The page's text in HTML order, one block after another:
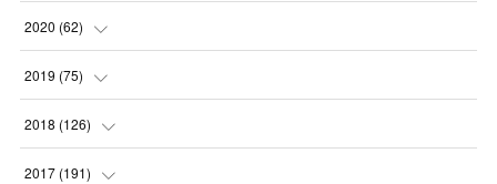
(2
(3
(3
(11 )
(8
(1)
(5
(7
(5)
(3)
2020 (62)
(6
(9)
(7)
2019 (75)
(1)
(2)
2018 (126)
(6)
2017 (191)